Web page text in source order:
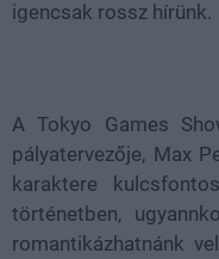
igencsak rossz hírünk.
A Tokyo Games
pályatervezője, Max
karaktere
történetben,
romantikázhatnánk